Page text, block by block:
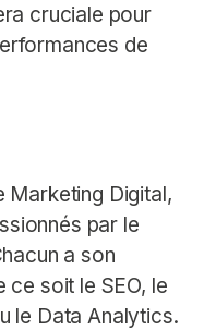
cruciale pour
de
Marketing Digital,
par le
a son
ce soit le SEO, le
le Data Analytics.